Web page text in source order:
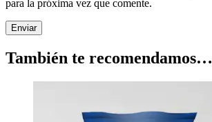
para la próxima vez que comente.
También te recomendamos…